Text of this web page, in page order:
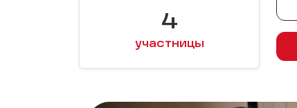
4
участницы